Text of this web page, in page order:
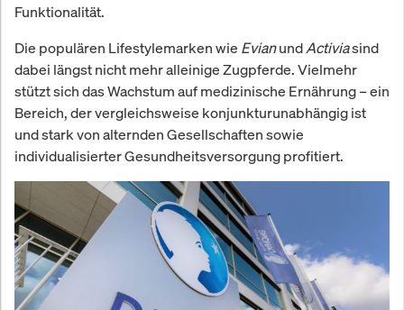
Funktionalität.
Die populären Lifestylemarken wie EvianundActiviasind
dabei längst nicht mehr alleinige Zugpferde. Vielmehr
stützt sich das Wachstum auf medizinische Ernährung – ein
Bereich, der vergleichsweise konjunkturunabhängig ist
und stark von alternden Gesellschaften sowie
individualisierter Gesundheitsversorgung profitiert.